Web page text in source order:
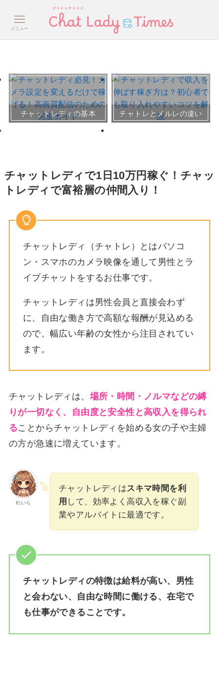
メニュー
チャットレディの基本 チャトレとメルレの違い
おすすめチャトレ事務所＆
サイト
30～50代向けサイト
チャットレディで1日10万円稼ぐ！チャッ
トレディで富裕層の仲間入り！
チャットレディ（チャトレ）とはパソコ
ン・スマホのカメラ映像を通して男性とラ
イブチャットをするお仕事です。
チャットレディは男性会員と直接会わず
に、自由な働き方で高額な報酬が見込める
ので、幅広い年齢の女性から注目されてい
ます。
チャットレディは、場所・時間・ノルマなどの縛
りが一切なく、自由度と安全性と高収入を得られ
ることからチャットレディを始める女の子や主婦
の方が急速に増えています。
れいら
チャットレディはスキマ時間を利
用 して、効率よく高収入を稼ぐ副
業やアルバイトに最適です。
チャットレディの特徴は給料が高い、男性
と会わない、自由な時間に働ける、在宅で
も仕事ができることです。